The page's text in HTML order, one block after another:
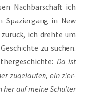
Nach­bar­schaft ich
Spa­zier­gang in New
ich dreh­te um
zu suchen.
Da ist
zuge­laufen, ein zier­
her auf mei­ne Schul­ter